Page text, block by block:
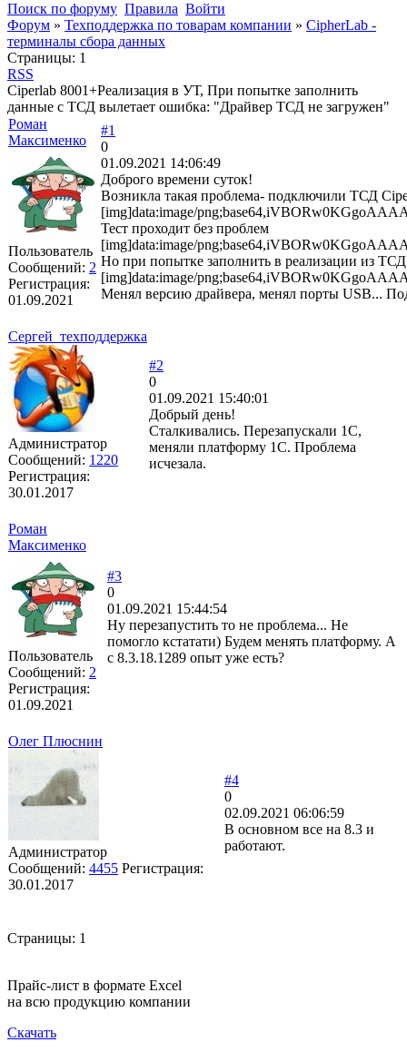
Поиск по форуму Правила Войти
Форум » Техподдержка по товарам компании » CipherLab -
терминалы сбора данных
Страницы: 1
RSS
Ciperlab 8001+Реализация в УТ, При попытке заполнить
данные с ТСД вылетает ошибка: "Драйвер ТСД не загружен"
Роман
Максименко
Пользователь
Сообщений: 2
Регистрация:
01.09.2021
#1
0
01.09.2021 14:06:49
Доброго времени суток!
Возникла такая проблема- подключили ТСД
Тест проходит без проблем
[img]data:image/
Но при попытке заполнить в реализации из
[img]data:image/
Менял версию драйвера, менял порты USB...
Сергей_техподдержка
Администратор
Сообщений: 1220
Регистрация:
30.01.2017
#2
0
01.09.2021 15:40:01
Добрый день!
Сталкивались. Перезапускали 1С,
меняли платформу 1С. Проблема
исчезала.
Роман
Максименко
Пользователь
Сообщений: 2
Регистрация:
01.09.2021
#3
0
01.09.2021 15:44:54
Ну перезапустить то не проблема... Не
помогло кстатати) Будем менять платформу. А
с 8.3.18.1289 опыт уже есть?
Олег Плюснин
Администратор
Сообщений: 4455 Регистрация:
30.01.2017
#4
0
02.09.2021 06:06:59
В основном все на 8.3 и
работают.
Страницы: 1
Прайс-лист в формате Excel
на всю продукцию компании
Скачать